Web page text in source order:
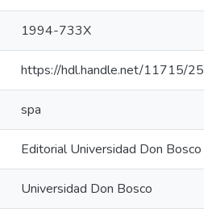
1994-733X
https://hdl.handle.net/11715/
spa
Editorial Universidad Don Bosco
Universidad Don Bosco